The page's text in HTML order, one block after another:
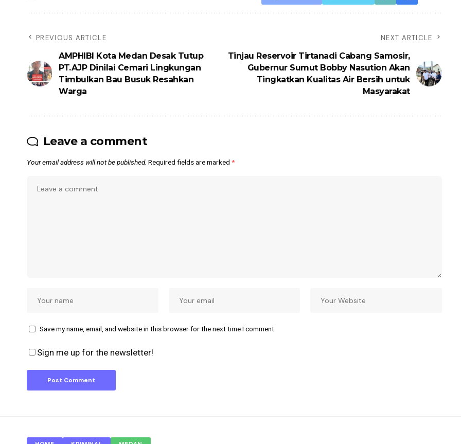
PREVIOUS ARTICLE
AMPHIBI Kota Medan Desak Tutup
PT.AJP Dinilai Cemari Lingkungan
Timbulkan Bau Busuk Resahkan
Warga
NEXT ARTICLE
Tinjau Reservoir Tirtanadi Cabang Samosir,
Gubernur Sumut Bobby Nasution Akan
Tingkatkan Kualitas Air Bersih untuk
Masyarakat
Leave a comment
Your email address will not be published. Required fields are marked *
Save my name, email, and website in this browser for the next time I comment.
Sign me up for the newsletter!